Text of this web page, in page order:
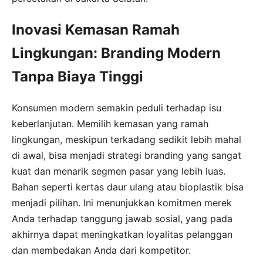
Inovasi Kemasan Ramah
Lingkungan: Branding Modern
Tanpa Biaya Tinggi
Konsumen modern semakin peduli terhadap isu
keberlanjutan. Memilih kemasan yang ramah
lingkungan, meskipun terkadang sedikit lebih mahal
di awal, bisa menjadi strategi branding yang sangat
kuat dan menarik segmen pasar yang lebih luas.
Bahan seperti kertas daur ulang atau bioplastik bisa
menjadi pilihan. Ini menunjukkan komitmen merek
Anda terhadap tanggung jawab sosial, yang pada
akhirnya dapat meningkatkan loyalitas pelanggan
dan membedakan Anda dari kompetitor.